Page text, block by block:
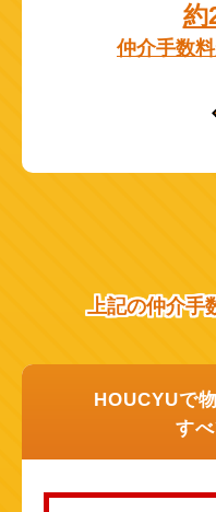
約
仲介手数
上記の仲介手
HOUCYUで
す